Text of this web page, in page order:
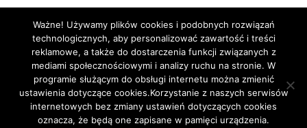
Podążaj za nami
Nota prawna Polityka prywatnosci Kariera Regulamin
Ważne! Używamy plików cookies i podobnych rozwiązań
technologicznych, aby personalizować zawartość i treści
reklamowe, a także do dostarczenia funkcji związanych z
mediami społecznościowymi i analizy ruchu na stronie. W
programie służącym do obsługi internetu można zmienić
ustawienia dotyczące cookies.Korzystanie z naszych serwisów
internetowych bez zmiany ustawień dotyczących cookies
oznacza, że będą one zapisane w pamięci urządzenia.